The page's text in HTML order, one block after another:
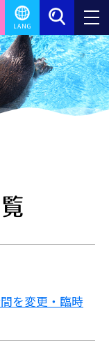
を変更・臨時